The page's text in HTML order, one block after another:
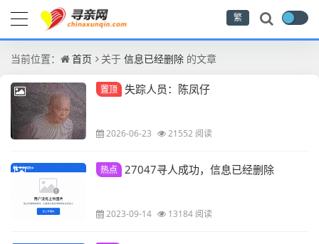
繁
当前位置： 首页 关于 信息已经删除 的文章
置顶 失踪人员：陈凤仔
2026-06-23 21552 阅读
热点 27047寻人成功，信息已经删除
2023-09-14 13184 阅读